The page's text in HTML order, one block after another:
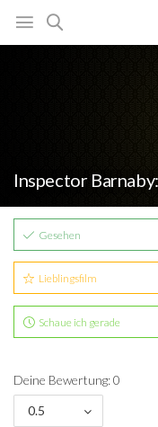
Inspector
Gesehen
Lieblingsfilm
Schaue ich gerade
Deine Bewertung: 0
0.5